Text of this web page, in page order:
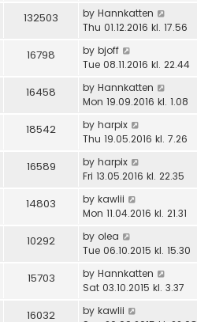
132503 by Hannkatten
Thu 01.12.2016 kl. 17.56
16798 by bjoff
Tue 08.11.2016 kl. 22.44
16458 by Hannkatten
Mon 19.09.2016 kl. 1.08
18542 by harpix
Thu 19.05.2016 kl. 7.26
16589 by harpix
Fri 13.05.2016 kl. 22.35
14803 by kawlii
Mon 11.04.2016 kl. 21.31
10292 by olea
Tue 06.10.2015 kl. 15.30
15703 by Hannkatten
Sat 03.10.2015 kl. 3.37
16032 by kawlii